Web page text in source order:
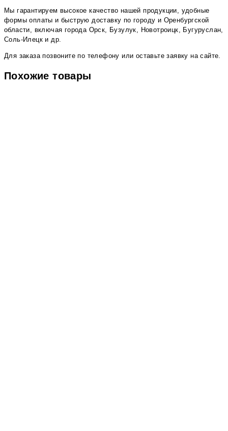
Мы гарантируем высокое качество нашей продукции, удобные
формы оплаты и быструю доставку по городу и Оренбургской
области, включая города Орск, Бузулук, Новотроицк, Бугуруслан,
Соль-Илецк и др.
Для заказа позвоните по телефону или оставьте заявку на сайте.
Похожие товары